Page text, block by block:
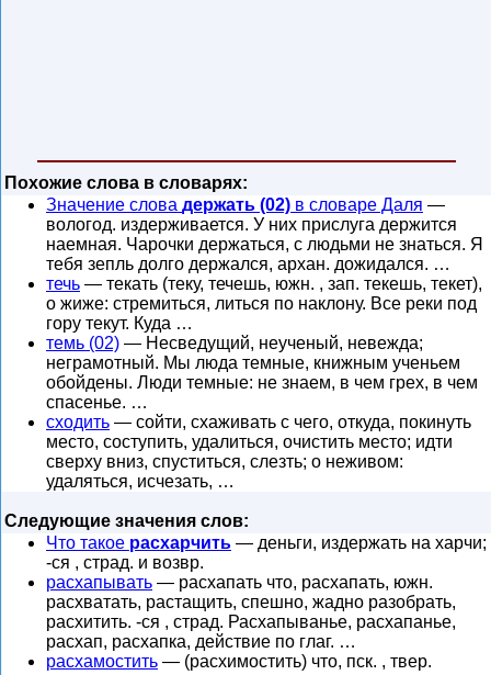
Похожие слова в словарях:
Значение слова держать (02) в словаре Даля —
вологод. издерживается. У них прислуга держится
наемная. Чарочки держаться, с людьми не знаться. Я
тебя зепль долго держался, архан. дожидался. …
течь — текать (теку, течешь, южн. , зап. текешь, текет),
о жиже: стремиться, литься по наклону. Все реки под
гору текут. Куда …
темь (02) — Несведущий, неученый, невежда;
неграмотный. Мы люда темные, книжным ученьем
обойдены. Люди темные: не знаем, в чем грех, в чем
спасенье. …
сходить — сойти, схаживать с чего, откуда, покинуть
место, соступить, удалиться, очистить место; идти
сверху вниз, спуститься, слезть; о неживом:
удаляться, исчезать, …
Следующие значения слов:
Что такое расхарчить — деньги, издержать на харчи;
-ся , страд. и возвр.
расхапывать — расхапать что, расхапать, южн.
расхватать, растащить, спешно, жадно разобрать,
расхитить. -ся , страд. Расхапыванье, расхапанье,
расхап, расхапка, действие по глаг. …
расхамостить — (расхимостить) что, пск. , твер.